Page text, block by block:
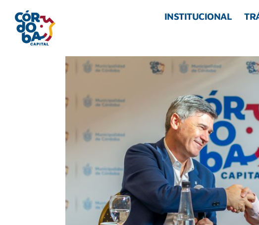
INSTITUCIONAL